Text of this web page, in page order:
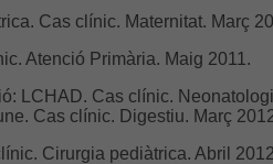
Cas clínic. Maternitat. Març
Atenció Primària. Maig 2011.
LCHAD. Cas clínic.
Cas clínic. Digestiu. Març
Cirurgia pediàtrica. Abril